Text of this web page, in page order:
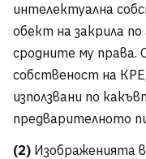
интелектуална
обект на закрила
сродните му
собственост на
използвани по
предварителното
(2) Изображенията